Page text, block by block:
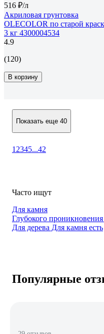
516 ₽/л
Акриловая грунтовка
OLECOLOR по старой
3 кг 4300004534
4.9
(120)
В корзину
Показать еще 40
1 2345...42
Часто ищут
Для камня
Глубокого
Для дерева Для камня есть
Популярные